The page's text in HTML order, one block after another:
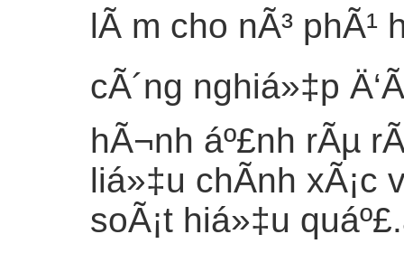
lÃ m cho nÃ³ phÃ¹
cÃ´ng nghiá»‡p
hÃ¬nh áº£nh rÃµ
liá»‡u chÃ­nh xÃ¡c
soÃ¡t hiá»‡u quáº£.